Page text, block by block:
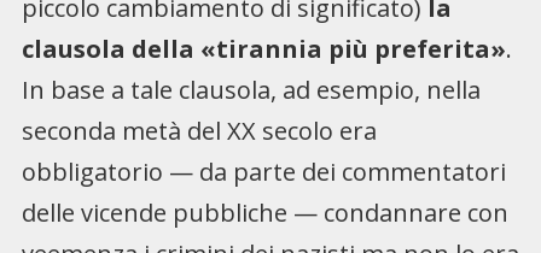
piccolo cambiamento di significato) la
clausola della «tirannia più preferita».
In base a tale clausola, ad esempio, nella
seconda metà del XX secolo era
obbligatorio — da parte dei commentatori
delle vicende pubbliche — condannare con